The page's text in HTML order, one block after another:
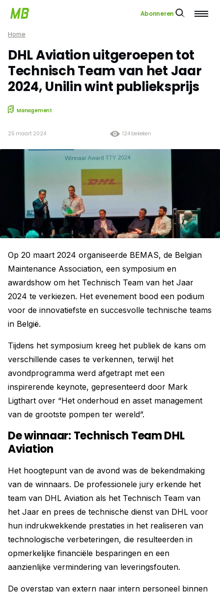
Abonneren
Home
DHL Aviation uitgeroepen tot
Technisch Team van het Jaar
2024, Unilin wint publieksprijs
Management
124 bekeken
25 maart 2024
Op 20 maart 2024 organiseerde BEMAS, de Belgian
Maintenance Association, een symposium en
awardshow om het Technisch Team van het Jaar
2024 te verkiezen. Het evenement bood een podium
voor de innovatiefste en succesvolle technische teams
in België.
Tijdens het symposium kreeg het publiek de kans om
verschillende cases te verkennen, terwijl het
avondprogramma werd afgetrapt met een
inspirerende keynote, gepresenteerd door Mark
Ligthart over “Het onderhoud en asset management
van de grootste pompen ter wereld”.
De winnaar: Technisch Team DHL
Aviation
Het hoogtepunt van de avond was de bekendmaking
van de winnaars. De professionele jury erkende het
team van DHL Aviation als het Technisch Team van
het Jaar en prees de technische dienst van DHL voor
hun indrukwekkende prestaties in het realiseren van
technologische verbeteringen, die resulteerden in
opmerkelijke financiële besparingen en een
aanzienlijke vermindering van leveringsfouten.
De overstap van extern naar intern personeel binnen